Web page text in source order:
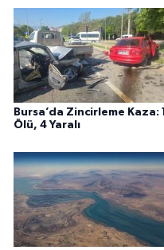
Bursa’da Zincirleme Kaza: 1
Ölü, 4 Yaralı